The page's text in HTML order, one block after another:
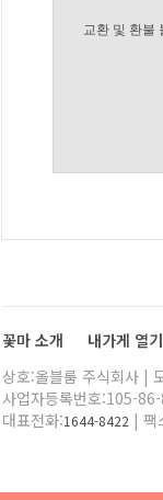
교환 및 환불
꽃마 소개 내가게 열
상호:올블룸 주식회사 |
사업자등록번호:105-
대표전화:1644-8422 | 팩